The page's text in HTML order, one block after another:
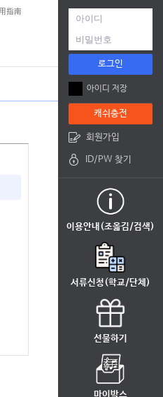
指南
로그인
아이디 저장
캐쉬충전
회원가입
ID/PW 찾기
이용안내(조옮김/검색)
서류신청(학교/단체)
선물하기
마이박스